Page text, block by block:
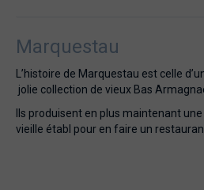
Marquestau
L’histoire de Marquestau est celle
jolie collection de vieux Bas
Ils produisent en plus maintenant
vieille établ pour en faire un